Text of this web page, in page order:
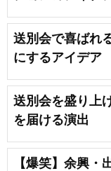
送別会で喜ばれ
にするアイデア
送別会を盛り上
を届ける演出
【爆笑】余興・